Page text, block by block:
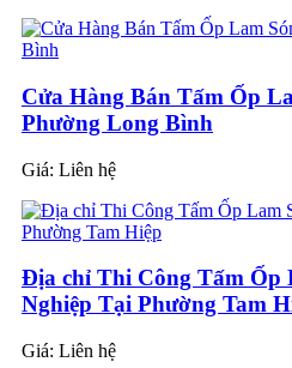
Cửa Hàng Bán Tấm Ốp
Phường Long Bình
Giá: Liên hệ
Địa chỉ Thi Công Tấm Ốp
Nghiệp Tại Phường Tam
Giá: Liên hệ